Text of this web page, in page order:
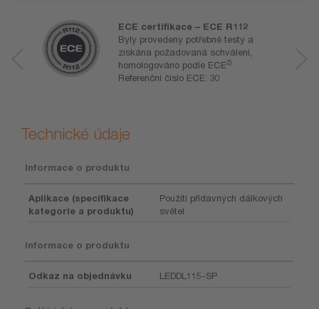
ECE certifikace – ECE R112
Byly provedeny potřebné testy a
získána požadovaná schválení,
homologováno podle ECE2)
Referenční číslo ECE: 30
Technické údaje
Informace o produktu
Aplikace (specifikace
kategorie a produktu)
Použití přídavných dálkových
světel
Informace o produktu
Odkaz na objednávku LEDDL115-SP